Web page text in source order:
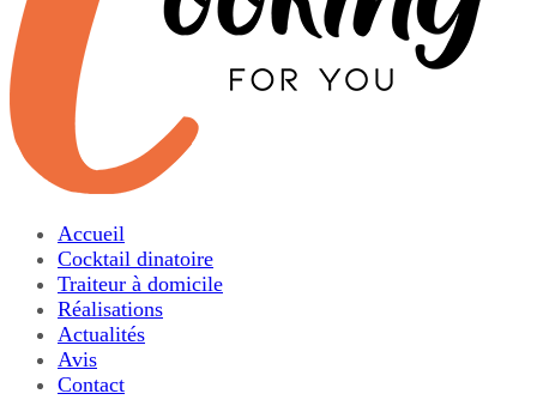
Accueil
Cocktail dinatoire
Traiteur à domicile
Réalisations
Actualités
Avis
Contact